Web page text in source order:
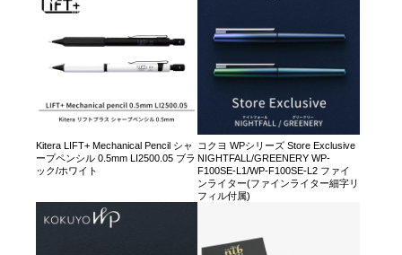
Kitera LIFT+ Mechanical Pencil シャ
ープペンシル 0.5mm LI2500.05 ブラ
ック/ホワイト
コクヨ WPシリーズ Store Exclusive
NIGHTFALL/GREENERY WP-
F100SE-L1/WP-F100SE-L2 ファイ
ンライター(ファインライター細字リ
フィル付属)